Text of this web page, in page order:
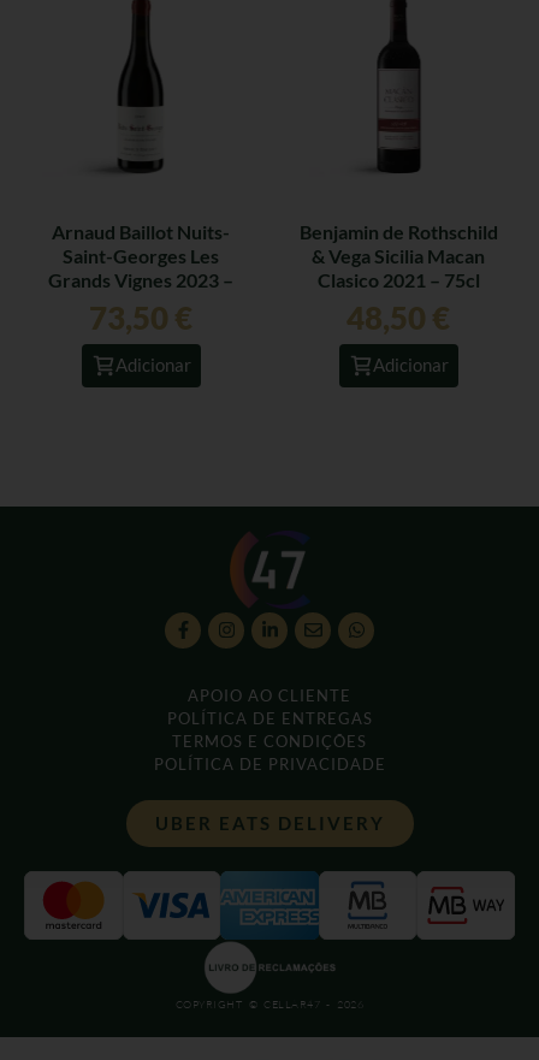
Arnaud Baillot Nuits-
Saint-Georges Les
Grands Vignes 2023 –
75cl
73,50 €
Adicionar
Benjamin de Rothschild
& Vega Sicilia Macan
Clasico 2021 – 75cl
48,50 €
Adicionar
APOIO AO CLIENTE
POLÍTICA DE ENTREGAS
TERMOS E CONDIÇÕES
POLÍTICA DE PRIVACIDADE
UBER EATS DELIVERY
COPYRIGHT © CELLAR47 - 2026